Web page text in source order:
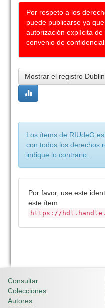
Por respeto a los
puede publicarse ya
autorización explícita
convenio de
Mostrar el registro
Los ítems de RIUdeG
con todos los derechos
indique lo contrario.
Por favor, use este
este ítem:
https://
Consultar
Colecciones
Autores